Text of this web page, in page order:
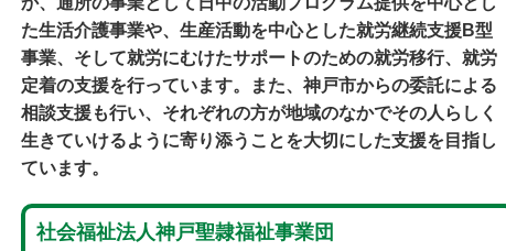
た生活介護事業や、生産活動を中心とした就労継続支援B型
事業、そして就労にむけたサポートのための就労移行、就労
定着の支援を行っています。また、神戸市からの委託による
相談支援も行い、それぞれの方が地域のなかでその人らしく
生きていけるように寄り添うことを大切にした支援を目指し
ています。
社会福祉法人神戸聖隷福祉事業団